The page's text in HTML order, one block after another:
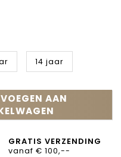
14 jaar
AAN
GRATIS VERZENDING
vanaf € 100,--